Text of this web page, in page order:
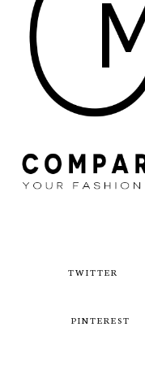
TWITTER
PINTEREST